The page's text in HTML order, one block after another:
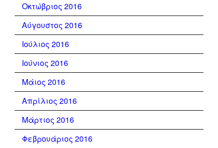
Οκτώβριος 2016
Αύγουστος 2016
Ιούλιος 2016
Ιούνιος 2016
Μάιος 2016
Απρίλιος 2016
Μάρτιος 2016
Φεβρουάριος 2016